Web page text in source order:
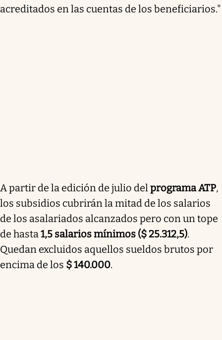
acreditados en las cuentas de los beneficiarios."
A partir de la edición de julio delprograma ATP,
los subsidios cubrirán la mitad de los salarios
de los asalariados alcanzados pero con un tope
de hasta1,5 salarios mínimos ($ 25.312,5).
Quedan excluidos aquellos sueldos brutos por
encima de los $ 140.000.